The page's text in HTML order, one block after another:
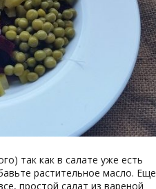
так как в салате уже есть
растительное масло. Еще
простой салат из вареной